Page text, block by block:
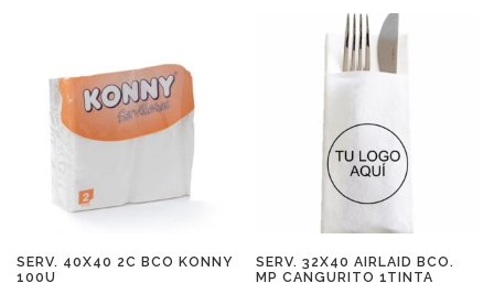
SERV. 40X40 2C BCO KONNY
100U
SERV. 32X40 AIRLAID BCO.
MP CANGURITO 1TINTA